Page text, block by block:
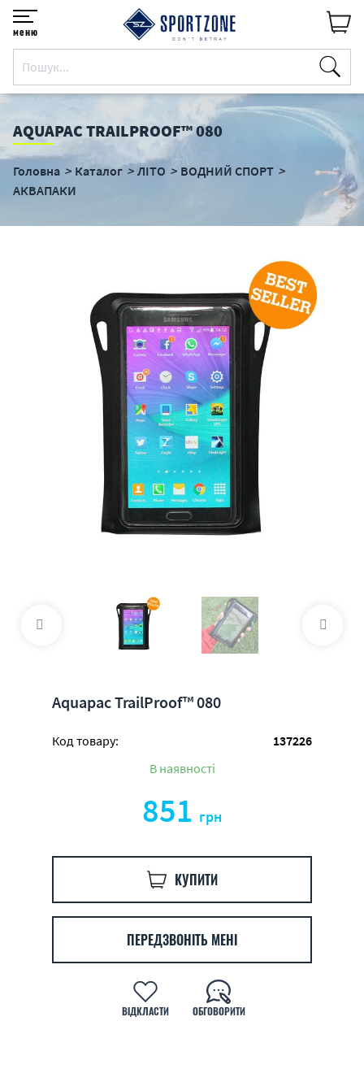
меню
AQUAPAC TRAILPROOF™ 080
Головна Каталог ЛІТО
ВОДНИЙ СПОРТ
АКВАПАКИ
Aquapac TrailProof™ 080
Код товару:
137226
В наявності
851 грн
КУПИТИ
ПЕРЕДЗВОНІТЬ МЕНІ
ВІДКЛАСТИ ОБГОВОРИТИ